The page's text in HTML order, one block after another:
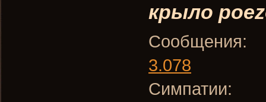
крыло
Сообщения:
3.078
Симпатии: